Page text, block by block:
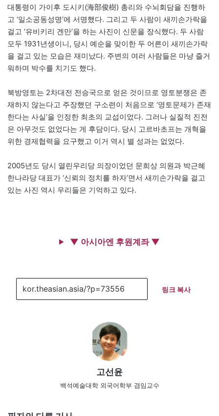
대통령이 가이후 도시키(海部俊樹) 총리와 수뇌회담을 진행하
고 ‘일소공동성명’에 서명했다. 그리고 두 사람이 새끼손가락을
걸고 ‘유비키리 겐만’을 하는 사진이 신문을 장식했다. 두 사람
모두 1931년생이니, 당시 예순을 맞이한 두 어른이 새끼손가락
을 걸고 있는 모습은 재미났다. 주변의 여러 사람들은 마냥 즐거
워하며 박수를 치기도 했다.
북방영토는 2차대전 전승국으로 얻은 것이므로 영토분쟁은 존
재하지 않는다고 주장했던 구소련이 처음으로 ‘영토문제가 존재
한다는 사실’을 인정한 최초의 교섭이었다. 그러나 실질적 진전
은 아무것도 없었다는 게 후담이다. 당시 고르바초프는 개혁을
위한 경제협력을 요구했고 이거 역시 별 성과는 없었다.
2005년도 당시 열린우리당 의장이었던 문희상 의원과 박근혜
한나라당 대표가 ‘신뢰의 정치를 하자’면서 새끼손가락을 걸고
있는 사진 역시 우리들은 기억하고 있다.
▼ 아시아엔 후원계좌 ▼
링크 복사
고선윤
백석예술대학 외국어학부 겸임교수